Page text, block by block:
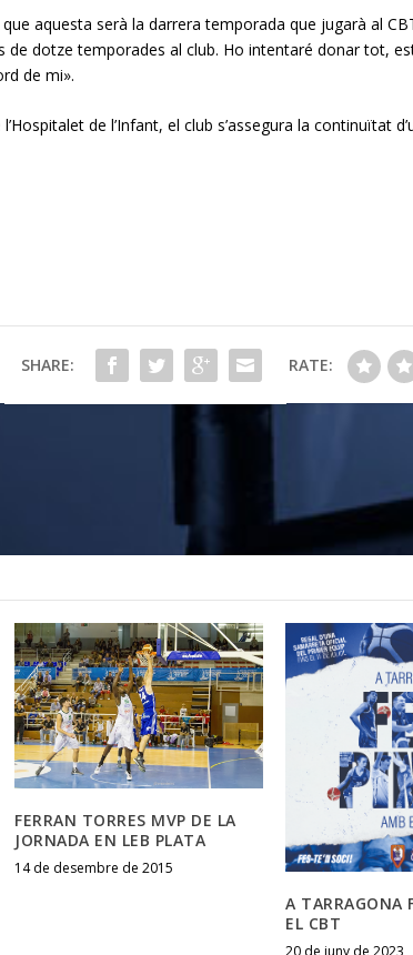
aquesta serà la darrera temporada que jugarà al
de dotze temporades al club. Ho intentaré donar tot,
de mi».
de l’Infant, el club s’assegura la continuïtat
SHARE: RATE:
FERRAN TORRES MVP DE LA
JORNADA EN LEB PLATA
14 de desembre de 2015
A TARRAGONA
EL CBT
20 de juny de 2023